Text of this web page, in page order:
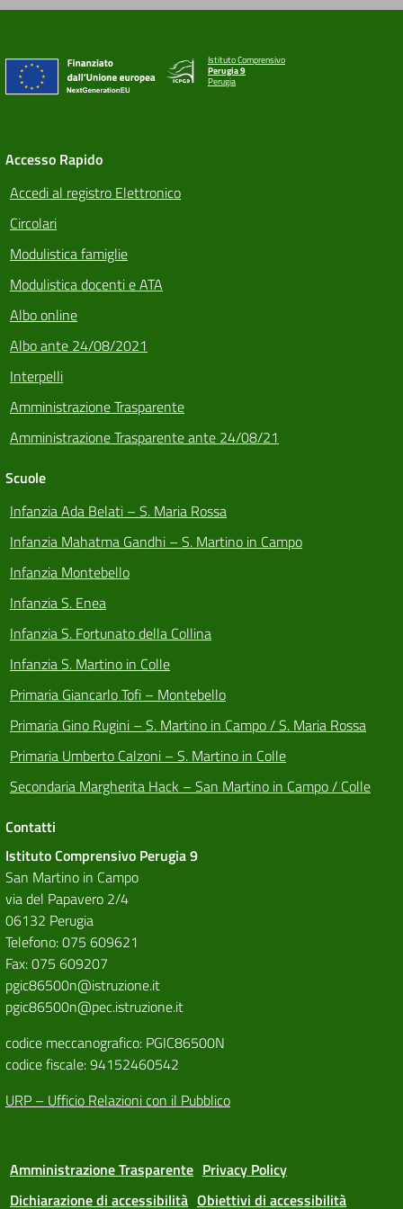
Istituto Comprensivo
Perugia 9
Perugia
Accesso Rapido
Accedi al registro Elettronico
Circolari
Modulistica famiglie
Modulistica docenti e ATA
Albo online
Albo ante 24/08/2021
Interpelli
Amministrazione Trasparente
Amministrazione Trasparente ante 24/08/21
Scuole
Infanzia Ada Belati – S. Maria Rossa
Infanzia Mahatma Gandhi – S. Martino in Campo
Infanzia Montebello
Infanzia S. Enea
Infanzia S. Fortunato della Collina
Infanzia S. Martino in Colle
Primaria Giancarlo Tofi – Montebello
Primaria Gino Rugini – S. Martino in Campo / S. Maria Rossa
Primaria Umberto Calzoni – S. Martino in Colle
Secondaria Margherita Hack – San Martino in Campo / Colle
Contatti
Istituto Comprensivo Perugia 9
San Martino in Campo
via del Papavero 2/4
06132 Perugia
Telefono: 075 609621
Fax: 075 609207
pgic86500n@istruzione.it
pgic86500n@pec.istruzione.it
codice meccanografico: PGIC86500N
codice fiscale: 94152460542
URP – Ufficio Relazioni con il Pubblico
Amministrazione Trasparente Privacy Policy
Dichiarazione di accessibilità Obiettivi di accessibilità